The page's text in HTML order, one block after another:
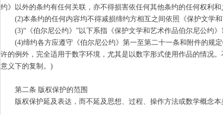
约》以外的条约有任何关联，亦不得损害依任何其他条约的任何权利和
(2)本条约的任何内容均不得减损缔约方相互之间依照《保护文学和
(3)“《伯尔尼公约》”以下系指《保护文学和艺术作品伯尔尼公约》
(4)缔约各方应遵守《伯尔尼公约》第一至第二十一条和附件的规
许的例外，完全适用于数字环境，尤其是以数字形式使用作品的情况
意义下的复制。)
第二条 版权保护的范围
版权保护延及表达，而不延及思想、过程、操作方法或数学概念本